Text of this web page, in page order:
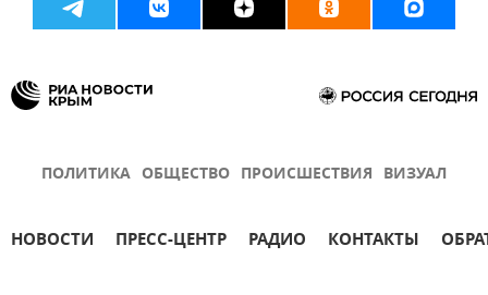
ПОЛИТИКА ОБЩЕСТВО ПРОИСШЕСТВИЯ ВИЗУАЛ
НОВОСТИ ПРЕСС-ЦЕНТР РАДИО КОНТАКТЫ